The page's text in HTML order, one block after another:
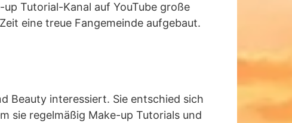
Tutorial-Kanal auf YouTube große
eine treue Fangemeinde aufgebaut.
Beauty interessiert. Sie entschied sich
sie regelmäßig Make-up Tutorials und